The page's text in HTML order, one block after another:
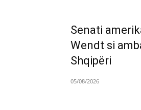
Senati
Wendt si
Shqipëri
05/08/2026